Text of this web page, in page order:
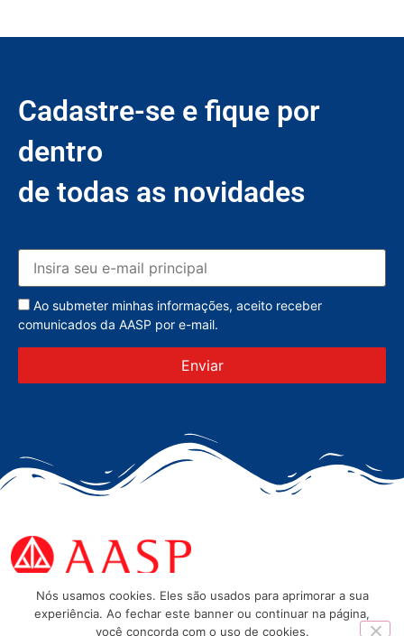
Cadastre-se e fique por
dentro
de todas as novidades
Ao submeter minhas informações, aceito receber
comunicados da AASP por e-mail.
Nós usamos cookies. Eles são usados para aprimorar a sua
experiência. Ao fechar este banner ou continuar na página,
você concorda com o uso de cookies.